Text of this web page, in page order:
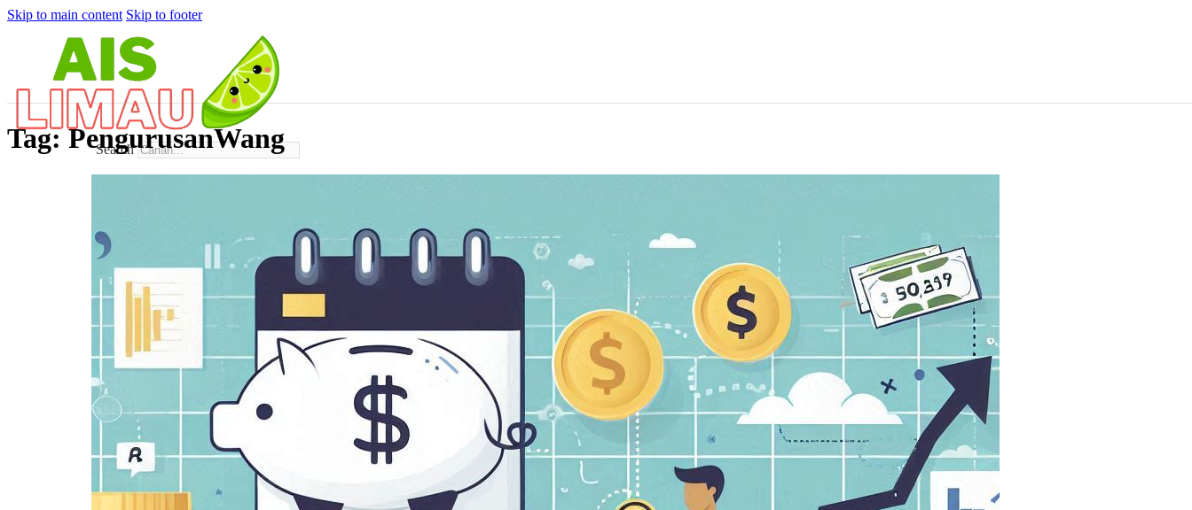
Skip to main content Skip to footer
Search
Tag:PengurusanWang